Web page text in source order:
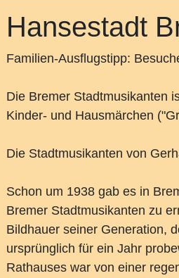
Hansestadt
Familien-Ausflugstipp:
Die Bremer Stadtmusikanten
Kinder- und Hausmärchen
Die Stadtmusikanten von
Schon um 1938 gab es in
Bremer Stadtmusikanten zu
Bildhauer seiner Generation,
ursprünglich für ein Jahr
Rathauses war von einer